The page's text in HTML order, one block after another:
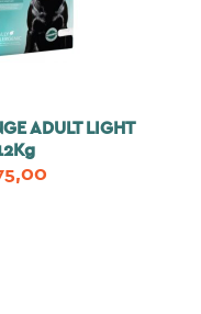
ADULT LIGHT